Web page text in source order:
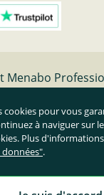
Menabo
Résilier le
TTC et hors frais
Rameder Attelage
cookies pour vous
à naviguer sur
Plus
.